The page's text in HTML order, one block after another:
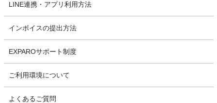
LINE連携・アプリ利用方法
インボイスの提出方法
EXPAROサポート制度
ご利用環境について
よくあるご質問